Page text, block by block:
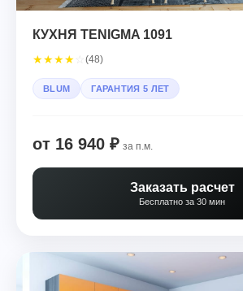
КУХНЯ TENIGMA 1091
★★★★ (48)
BLUM ГАРАНТИЯ 5 ЛЕТ
от 16 940 ₽ за п.м.
Заказать расчет
Бесплатно за 30 мин